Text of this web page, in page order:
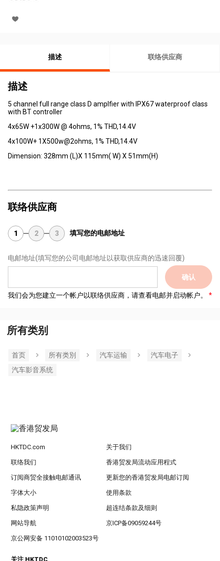
描述 联络供应商
描述
5 channel full range class D amplfier with IPX67 waterproof class
with BT controller
4x65W +1x300W @ 4ohms, 1% THD,14.4V
4x100W+ 1X500w@2ohms, 1% THD,14.4V
Dimension: 328mm (L)X 115mm( W) X 51mm(H)
联络供应商
1 2 3 填写您的电邮地址
电邮地址(填写您的公司电邮地址以获取供应商的迅速回覆)
确认
我们会为您建立一个帐户以联络供应商，请查看电邮并启动帐户。
所有类别
首页 所有类別 汽车运输
汽车电子
汽车影音系统
HKTDC.com 关于我们
联络我们 香港贸发局流动应用程式
订阅商贸全接触电邮通讯 更新您的香港贸发局电邮订阅
字体大小 使用条款
私隐政策声明 超连结条款及细则
网站导航 京ICP备09059244号
京公网安备 11010102003523号
关注 HKTDC